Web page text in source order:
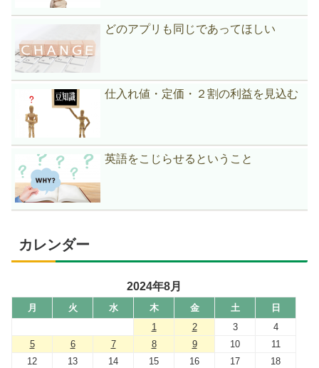
どのアプリも同じであってほしい
仕入れ値・定価・２割の利益を見込む
英語をこじらせるということ
カレンダー
2024年8月
月 火 水 木 金 土
日
1
2 3
4
5
6 7 8 9 10
11
12
13 14 15 16 17
18